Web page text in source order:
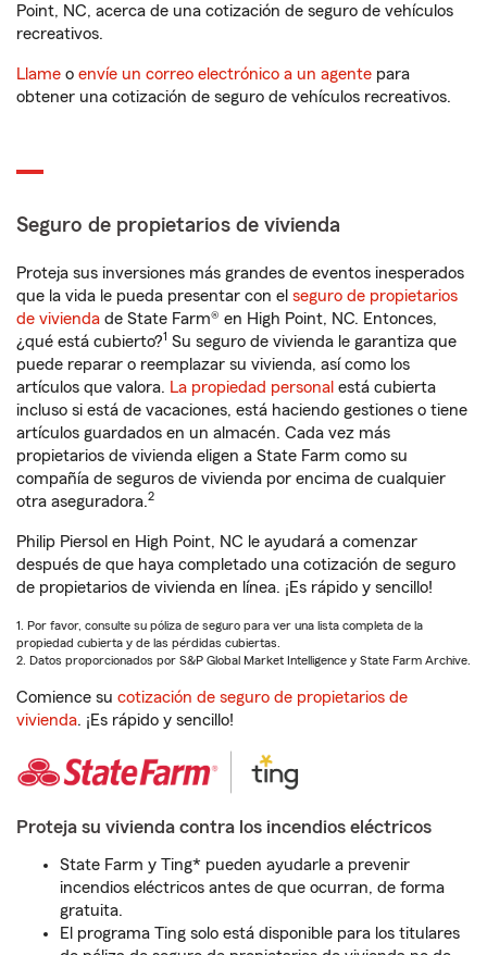
Point, NC, acerca de una cotización de seguro de vehículos
recreativos.
Llame o envíe un correo electrónico a un agente para
obtener una cotización de seguro de vehículos recreativos.
Seguro de propietarios de vivienda
Proteja sus inversiones más grandes de eventos inesperados
que la vida le pueda presentar con el seguro de propietarios
de vivienda de State Farm® en High Point, NC. Entonces,
¿qué está cubierto?1 Su seguro de vivienda le garantiza que
puede reparar o reemplazar su vivienda, así como los
artículos que valora. La propiedad personal está cubierta
incluso si está de vacaciones, está haciendo gestiones o tiene
artículos guardados en un almacén. Cada vez más
propietarios de vivienda eligen a State Farm como su
compañía de seguros de vivienda por encima de cualquier
otra aseguradora.2
Philip Piersol en High Point, NC le ayudará a comenzar
después de que haya completado una cotización de seguro
de propietarios de vivienda en línea. ¡Es rápido y sencillo!
1. Por favor, consulte su póliza de seguro para ver una lista completa de la
propiedad cubierta y de las pérdidas cubiertas.
2. Datos proporcionados por S&P Global Market Intelligence y State Farm Archive.
Comience su cotización de seguro de propietarios de
vivienda. ¡Es rápido y sencillo!
Proteja su vivienda contra los incendios eléctricos
State Farm y Ting* pueden ayudarle a prevenir
incendios eléctricos antes de que ocurran, de forma
gratuita.
El programa Ting solo está disponible para los titulares